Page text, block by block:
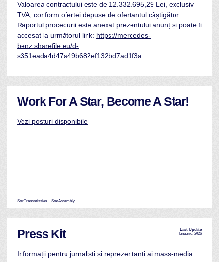
Valoarea contractului este de 12.332.695,29 Lei, exclusiv
TVA, conform ofertei depuse de ofertantul câștigător.
Raportul procedurii este anexat prezentului anunț și poate fi
accesat la următorul link: https://mercedes-
benz.sharefile.eu/d-
s351eada4d47a49b682ef132bd7ad1f3a
Work For A Star, Become A Star!
Vezi posturi disponibile
StarTransmission + StarAssembly
Last Update
Ianuarie, 2026
Press Kit
Informații pentru jurnaliști și reprezentanți ai mass-media.